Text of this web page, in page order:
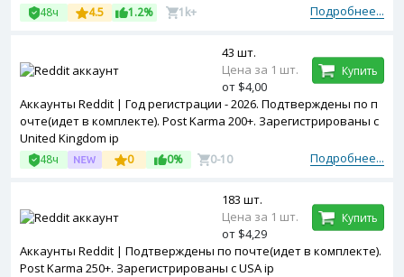
Подробнее...
48ч 4.5 1.2% 1k+
Аккаунты Reddit | Год регистрации - 2026. Подтверждены по п
очте(идет в комплекте). Post Karma 200+. Зарегистрированы с
United Kingdom ip
Подробнее...
48ч 0 0% 0-10
43 шт.
Цена за 1 шт.
от $4,00
Купить
Аккаунты Reddit | Подтверждены по почте(идет в комплекте).
Post Karma 250+. Зарегистрированы с USA ip
183 шт.
Цена за 1 шт.
от $4,29
Купить